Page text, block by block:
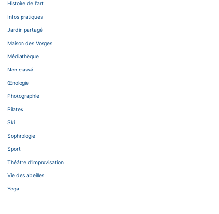
Histoire de l'art
Infos pratiques
Jardin partagé
Maison des Vosges
Médiathèque
Non classé
Œnologie
Photographie
Pilates
Ski
Sophrologie
Sport
Théâtre d'improvisation
Vie des abeilles
Yoga